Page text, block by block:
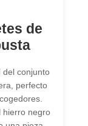
de
del conjunto
perfecto
hierro negro